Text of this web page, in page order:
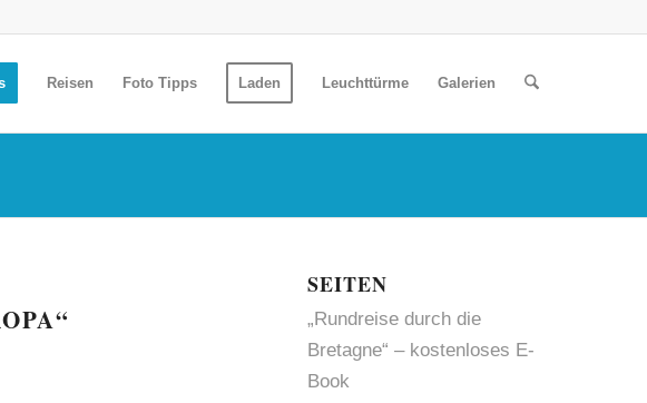
Reisen Foto Tipps Laden Leuchttürme Galerien
SEITEN
„Rundreise durch die
Bretagne“ – kostenloses E-
Book